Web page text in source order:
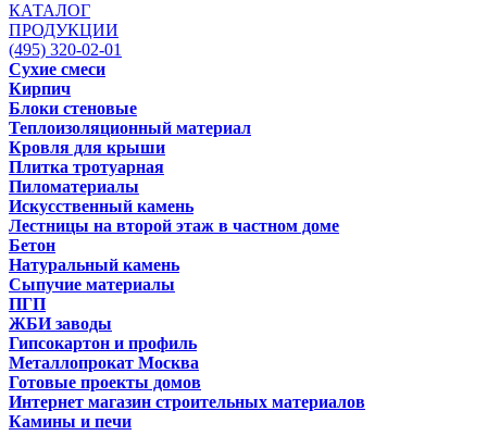
КАТАЛОГ
ПРОДУКЦИИ
(495) 320-02-01
Сухие смеси
Кирпич
Блоки стеновые
Теплоизоляционный материал
Кровля для крыши
Плитка тротуарная
Пиломатериалы
Искусственный камень
Лестницы на второй этаж в частном доме
Бетон
Натуральный камень
Сыпучие материалы
ПГП
ЖБИ заводы
Гипсокартон и профиль
Металлопрокат Москва
Готовые проекты домов
Интернет магазин строительных материалов
Камины и печи